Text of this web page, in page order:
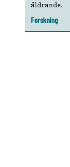
åldrande.
Forskning